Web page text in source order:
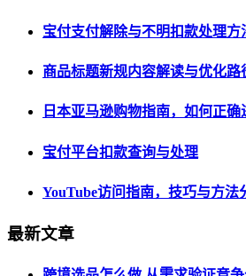
宝付支付解除与不明扣款处理方
商品标题新规内容解读与优化路
日本亚马逊购物指南，如何正确
宝付平台扣款查询与处理
YouTube访问指南，技巧与方法
最新文章